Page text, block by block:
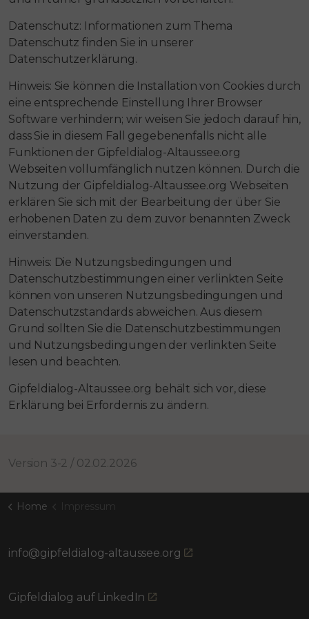
Datenschutz: Informationen zum Thema
Datenschutz finden Sie in unserer
Datenschutzerklärung.
Hinweis: Sie können die Installation von Cookies durch
eine entsprechende Einstellung Ihrer Browser
Software verhindern; wir weisen Sie jedoch darauf hin,
dass Sie in diesem Fall gegebenenfalls nicht alle
Funktionen der Gipfeldialog-Altaussee.org
Webseiten vollumfänglich nutzen können. Durch die
Nutzung der Gipfeldialog-Altaussee.org Webseiten
erklären Sie sich mit der Bearbeitung der über Sie
erhobenen Daten zu dem zuvor benannten Zweck
einverstanden.
Hinweis: Die Nutzungsbedingungen und
Datenschutzbestimmungen einer verlinkten Seite
können von unseren Nutzungsbedingungen und
Datenschutzstandards abweichen. Aus diesem
Grund sollten Sie die Datenschutzbestimmungen
und Nutzungsbedingungen der verlinkten Seite
lesen und beachten.
Gipfeldialog-Altaussee.org behält sich vor, diese
Erklärung bei Erfordernis zu ändern.
Version 3-2 / 02.02.2026
Home Impressum
info@gipfeldialog-altaussee.org
Gipfeldialog auf LinkedIn